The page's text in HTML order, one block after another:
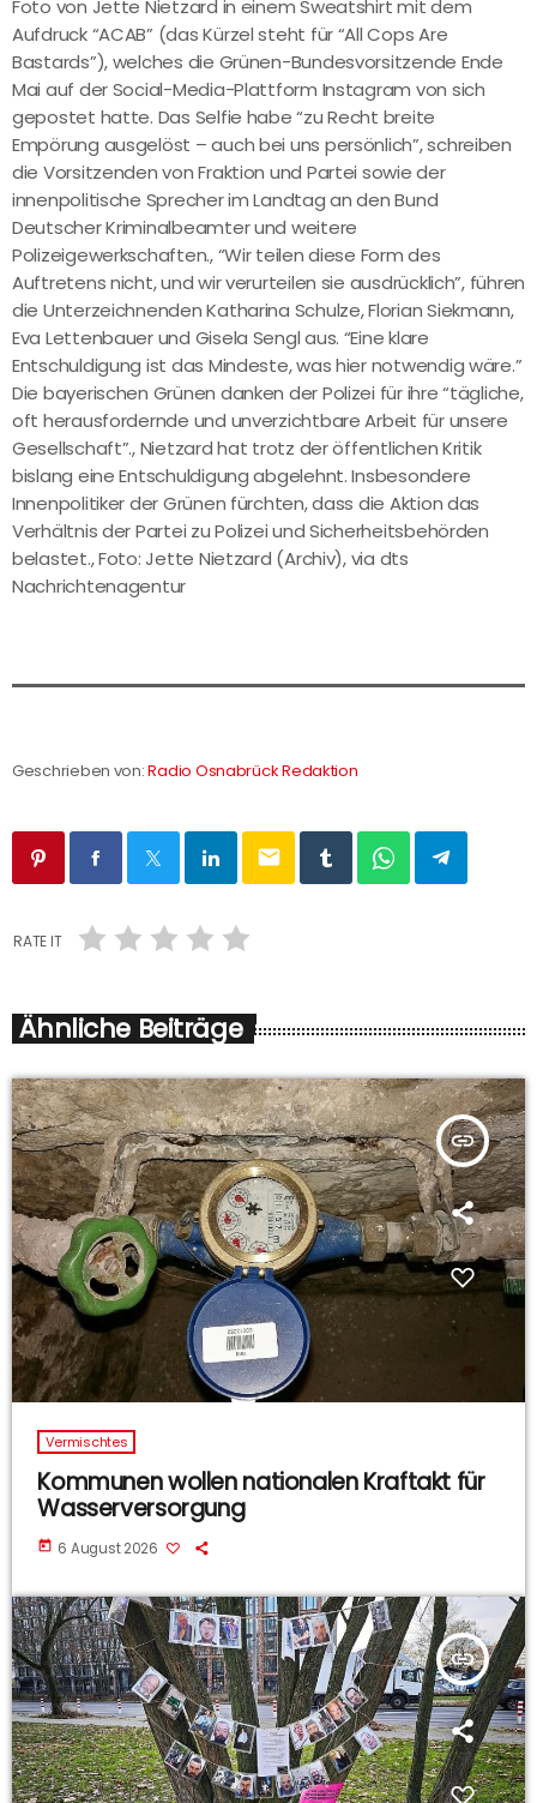
Foto von Jette Nietzard in einem Sweatshirt mit dem
Aufdruck “ACAB” (das Kürzel steht für “All Cops Are
Bastards”), welches die Grünen-Bundesvorsitzende Ende
Mai auf der Social-Media-Plattform Instagram von sich
gepostet hatte. Das Selfie habe “zu Recht breite
Empörung ausgelöst – auch bei uns persönlich”, schreiben
die Vorsitzenden von Fraktion und Partei sowie der
innenpolitische Sprecher im Landtag an den Bund
Deutscher Kriminalbeamter und weitere
Polizeigewerkschaften., “Wir teilen diese Form des
Auftretens nicht, und wir verurteilen sie ausdrücklich”, führen
die Unterzeichnenden Katharina Schulze, Florian Siekmann,
Eva Lettenbauer und Gisela Sengl aus. “Eine klare
Entschuldigung ist das Mindeste, was hier notwendig wäre.”
Die bayerischen Grünen danken der Polizei für ihre “tägliche,
oft herausfordernde und unverzichtbare Arbeit für unsere
Gesellschaft”., Nietzard hat trotz der öffentlichen Kritik
bislang eine Entschuldigung abgelehnt. Insbesondere
Innenpolitiker der Grünen fürchten, dass die Aktion das
Verhältnis der Partei zu Polizei und Sicherheitsbehörden
belastet., Foto: Jette Nietzard (Archiv), via dts
Nachrichtenagentur
Geschrieben von:Radio Osnabrück Redaktion
email
RATE IT
Ähnliche Beiträge
insert_link
Vermischtes
Kommunen wollen nationalen Kraftakt für
Wasserversorgung
today 6 August 2026
insert_link